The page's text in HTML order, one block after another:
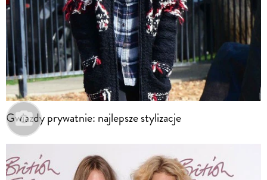
Gwiazdy prywatnie: najlepsze stylizacje